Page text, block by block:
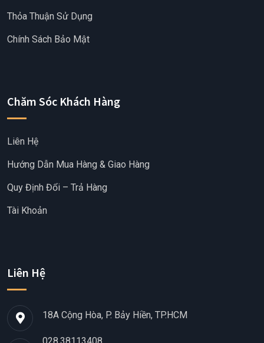
Thỏa Thuận Sử Dụng
Chính Sách Bảo Mật
Chăm Sóc Khách Hàng
Liên Hệ
Hướng Dẫn Mua Hàng & Giao Hàng
Quy Định Đổi – Trả Hàng
Tài Khoản
Liên Hệ
18A Cộng Hòa, P. Bảy Hiền, TP.HCM